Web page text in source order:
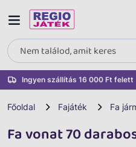
Ingyen szállítás 16 000 Ft felett
Főoldal Fajáték Fa
Fa vonat 70